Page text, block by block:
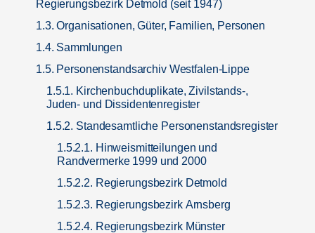
Regierungsbezirk Detmold (seit 1947)
1.3. Organisationen, Güter, Familien, Personen
1.4. Sammlungen
1.5. Personenstandsarchiv Westfalen-Lippe
1.5.1. Kirchenbuchduplikate, Zivilstands-,
Juden- und Dissidentenregister
1.5.2. Standesamtliche Personenstandsregister
1.5.2.1. Hinweismitteilungen und
Randvermerke 1999 und 2000
1.5.2.2. Regierungsbezirk Detmold
1.5.2.3. Regierungsbezirk Arnsberg
1.5.2.4. Regierungsbezirk Münster